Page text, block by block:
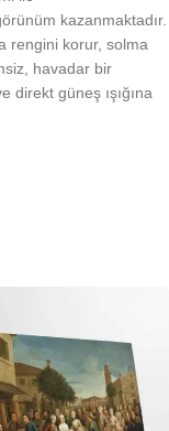
kazanmaktadır.
rengini korur, solma
havadar bir
direkt güneş ışığına